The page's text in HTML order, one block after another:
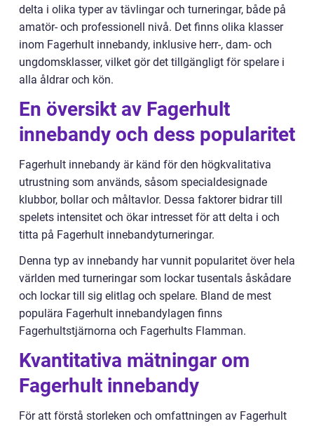
delta i olika typer av tävlingar och turneringar, både på
amatör- och professionell nivå. Det finns olika klasser
inom Fagerhult innebandy, inklusive herr-, dam- och
ungdomsklasser, vilket gör det tillgängligt för spelare i
alla åldrar och kön.
En översikt av Fagerhult
innebandy och dess popularitet
Fagerhult innebandy är känd för den högkvalitativa
utrustning som används, såsom specialdesignade
klubbor, bollar och måltavlor. Dessa faktorer bidrar till
spelets intensitet och ökar intresset för att delta i och
titta på Fagerhult innebandyturneringar.
Denna typ av innebandy har vunnit popularitet över hela
världen med turneringar som lockar tusentals åskådare
och lockar till sig elitlag och spelare. Bland de mest
populära Fagerhult innebandylagen finns
Fagerhultstjärnorna och Fagerhults Flamman.
Kvantitativa mätningar om
Fagerhult innebandy
För att förstå storleken och omfattningen av Fagerhult